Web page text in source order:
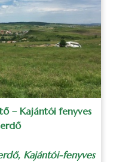
– Kajántói fenyves
Kajántói-fenyves